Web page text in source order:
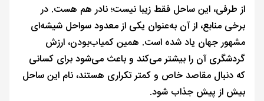
از طرفی، این ساحل فقط زیبا نیست؛ نادر هم هست. در
برخی منابع، از آن به‌عنوان یکی از معدود سواحل شیشه‌ای
مشهور جهان یاد شده است. همین کمیاب‌بودن، ارزش
گردشگری آن را بیشتر می‌کند و باعث می‌شود برای کسانی
که دنبال مقاصد خاص و کمتر تکراری هستند، نام این ساحل
بیش از پیش جذاب شود.